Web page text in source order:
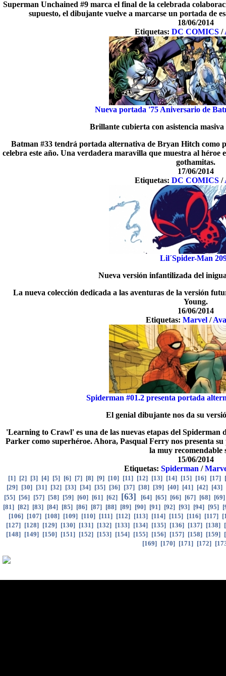
Superman Unchained #9 marca el final de la celebrada
supuesto, el dibujante vuelve a marcarse un portada de
18/06/2014
Etiquetas: DC COMICS /
Nueva portada '75 Aniversario de
Brillante cubierta con asistencia
Batman #33 tendrá portada alternativa de Bryan Hitch como
celebra este año. Una verdadera maravilla que muestra al
gothamitas.
17/06/2014
Etiquetas: DC COMICS /
Lil´Spider-Man
Nueva versión infantilizada del
La nueva colección dedicada a las aventuras de la versión
Young.
16/06/2014
Etiquetas:Marvel /
Spiderman #01.2 presenta portada
El genial dibujante nos da su
'Learning to Crawl' es una de las nuevas etapas del Spiderman
Parker como superhéroe. Ahora, Pasqual Ferry nos presenta
la muy recomendable
15/06/2014
Etiquetas: Spiderman /
[1] [2] [3] [4] [5] [6] [7] [8] [9] [10] [11] [12] [13] [14] [15] [16] [17] [
[29] [30] [31] [32] [33] [34] [35] [36] [37] [38] [39] [40] [41] [42] [43]
[55] [56] [57] [58] [59] [60] [61] [62] [63] [64] [65] [66] [67] [68] [69]
[81] [82] [83] [84] [85] [86] [87] [88] [89] [90] [91] [92] [93] [94] [95] [
[106] [107] [108] [109] [110] [111] [112] [113] [114] [115] [116] [117] [
[127] [128] [129] [130] [131] [132] [133] [134] [135] [136] [137] [138] [
[148] [149] [150] [151] [152] [153] [154] [155] [156] [157] [158] [159] [
[169] [170] [171] [172] [